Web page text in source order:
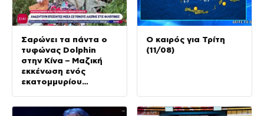
Σαρώνει τα πάντα ο
τυφώνας Dolphin
στην Κίνα – Μαζική
εκκένωση ενός
εκατομμυρίου
Ο καιρός για Τρίτη
(11/08)